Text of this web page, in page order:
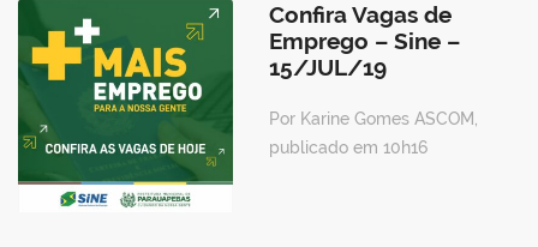
Confira Vagas de
Emprego – Sine –
15/JUL/19
Por Karine Gomes ASCOM,
publicado em 10h16